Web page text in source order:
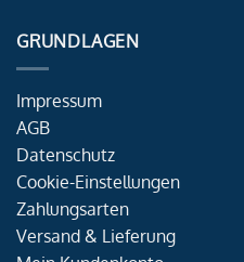
GRUNDLAGEN
Impressum
AGB
Datenschutz
Cookie-Einstellungen
Zahlungsarten
Versand & Lieferung